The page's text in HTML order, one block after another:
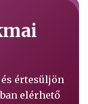
értesüljön
elérhető